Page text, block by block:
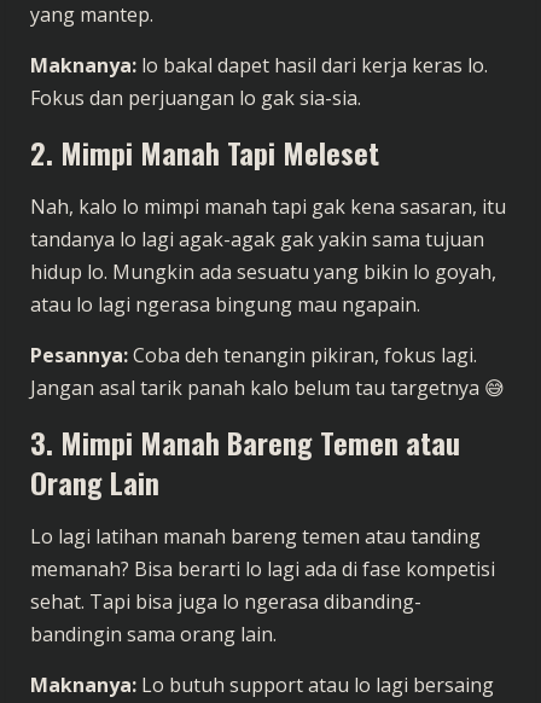
yang mantep.
Maknanya: lo bakal dapet hasil dari kerja keras lo.
Fokus dan perjuangan lo gak sia-sia.
2. Mimpi Manah Tapi Meleset
Nah, kalo lo mimpi manah tapi gak kena sasaran, itu
tandanya lo lagi agak-agak gak yakin sama tujuan
hidup lo. Mungkin ada sesuatu yang bikin lo goyah,
atau lo lagi ngerasa bingung mau ngapain.
Pesannya:Coba deh tenangin pikiran, fokus lagi.
Jangan asal tarik panah kalo belum tau targetnya 😅
3. Mimpi Manah Bareng Temen atau
Orang Lain
Lo lagi latihan manah bareng temen atau tanding
memanah? Bisa berarti lo lagi ada di fase kompetisi
sehat. Tapi bisa juga lo ngerasa dibanding-
bandingin sama orang lain.
Maknanya: Lo butuh support atau lo lagi bersaing